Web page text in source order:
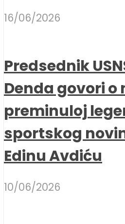
16/06/2026
Predsednik
Denda govori o
preminuloj
sportskog
Edinu Avdiću
10/06/2026